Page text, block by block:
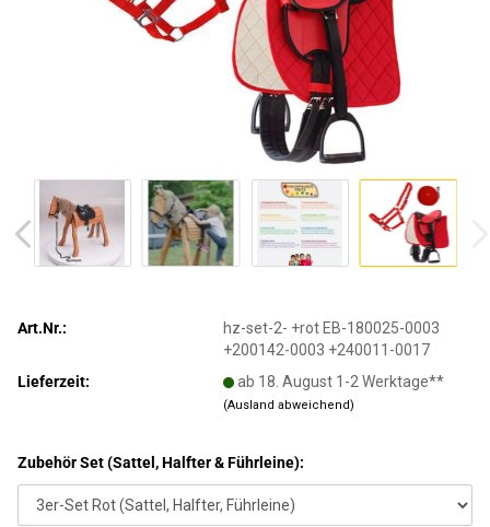
Art.Nr.:
hz-set-2- +rot EB-180025-0003
+200142-0003 +240011-0017
Lieferzeit:
ab 18. August 1-2 Werktage**
(Ausland abweichend)
Zubehör Set (Sattel, Halfter & Führleine):